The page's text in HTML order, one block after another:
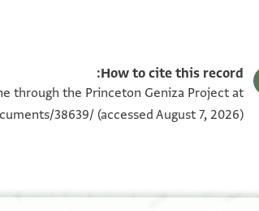
How to cite this record:
through the Princeton Geniza Project at
38639/ (accessed August 7, 2026).